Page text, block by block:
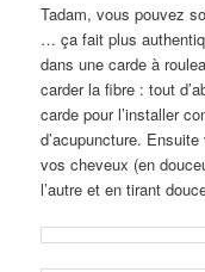
Tadam, vous pouvez
… ça fait plus
dans une carde à
carder la fibre : tout
carde pour l’installer
d’acupuncture.
vos cheveux (en
l’autre et en tirant